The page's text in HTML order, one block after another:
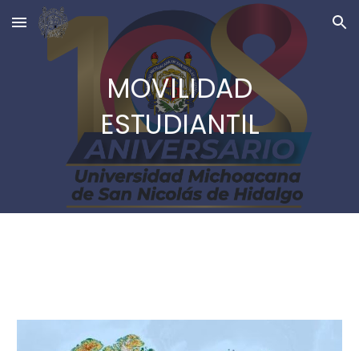
Skip to main content Skip to navigation
MOVILIDAD
ESTUDIANTIL